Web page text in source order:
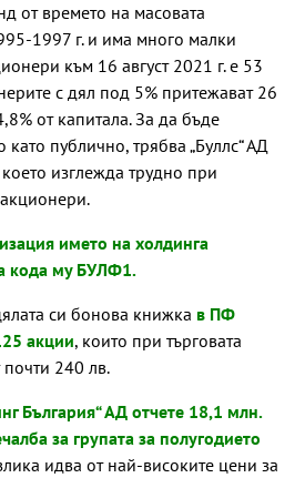
от времето на масовата
1997 г. и има много малки
към 16 август 2021 г. е 53
с дял под 5% притежават 26
от капитала. За да бъде
публично, трябва „Буллс“ АД
изглежда трудно при
името на холдинга
кода му БУЛФ1.
си бонова книжка в ПФ
акции, които при търговата
почти 240 лв.
България“ АД отчете 18,1 млн.
за групата за полугодието
идва от най-високите цени за